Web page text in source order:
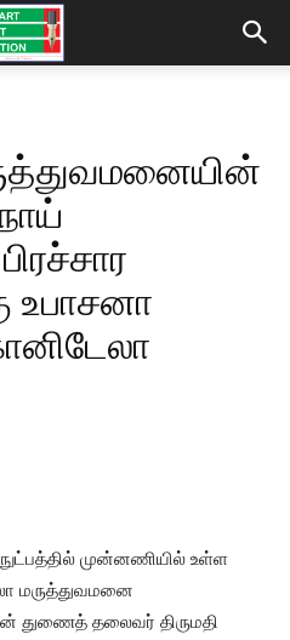
உபாசனா
முன்னணியில் உள்ள
மருத்துவமனை
துணைத் தலைவர் திருமதி